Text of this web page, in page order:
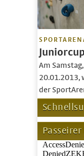
Am
20.01.2013,
der